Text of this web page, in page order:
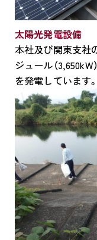
太陽光発電設備
本社及び関東支社
ジュール（
を発電しています。